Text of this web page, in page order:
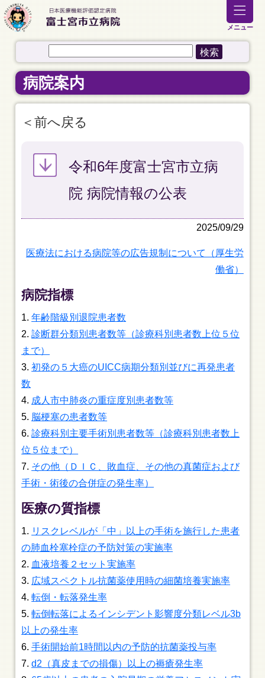
メニュー
病院案内
前へ戻る
令和6年度富士宮市立病
院 病院情報の公表
2025/09/29
医療法における病院等の広告規制について（厚生労
働省）
病院指標
年齢階級別退院患者数
診断群分類別患者数等（診療科別患者数上位５位
まで）
初発の５大癌のUICC病期分類別並びに再発患者
数
成人市中肺炎の重症度別患者数等
脳梗塞の患者数等
診療科別主要手術別患者数等（診療科別患者数上
位５位まで）
その他（ＤＩＣ、敗血症、その他の真菌症および
手術・術後の合併症の発生率）
医療の質指標
リスクレベルが「中」以上の手術を施行した患者
の肺血栓塞栓症の予防対策の実施率
血液培養２セット実施率
広域スペクトル抗菌薬使用時の細菌培養実施率
転倒・転落発生率
転倒転落によるインシデント影響度分類レベル3b
以上の発生率
手術開始前1時間以内の予防的抗菌薬投与率
d2（真皮までの損傷）以上の褥瘡発生率